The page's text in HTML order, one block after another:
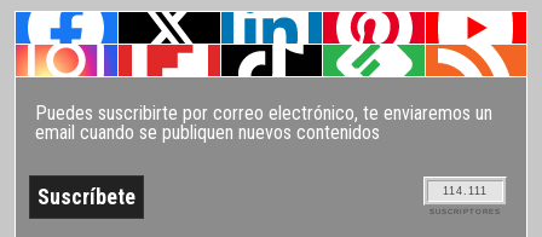
Puedes suscribirte por correo electrónico, te enviaremos un
email cuando se publiquen nuevos contenidos
114.111
SUSCRIPTORES